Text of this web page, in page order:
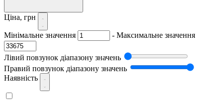
Ціна, грн
Мінімальне значення - Максимальне значення
Лівий повзунок діапазону значень
Правий повзунок діапазону значень
Наявність